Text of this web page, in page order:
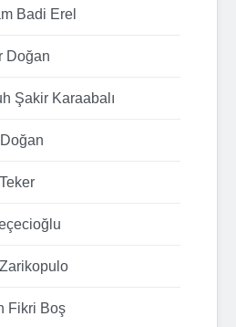
Badi Erel
Doğan
Şakir Karaabalı
Fikri Boş